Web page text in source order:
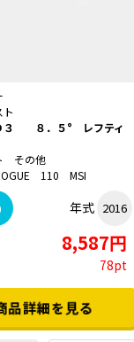
３ ８．５° レフティ
その他
110 MSI
年式 2016
8,587円
78pt